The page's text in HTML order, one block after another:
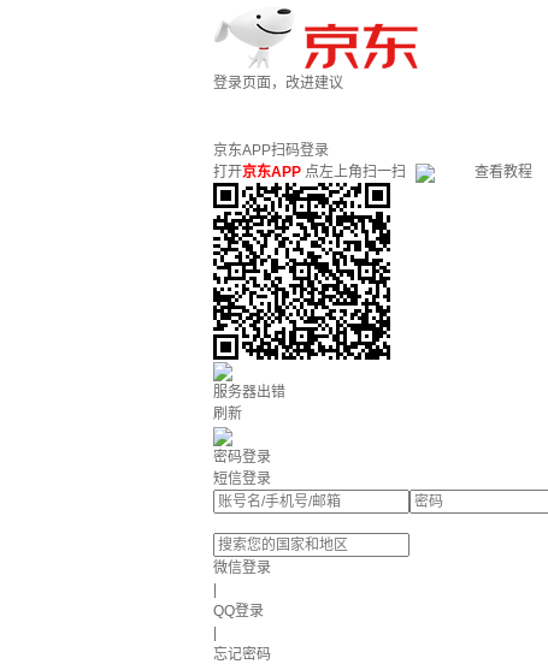
登录页面，改进建议
京东APP扫码登录
打开京东APP 点左上角扫一扫 查看教程
服务器出错
刷新
密码登录
短信登录
微信登录
QQ登录
忘记密码